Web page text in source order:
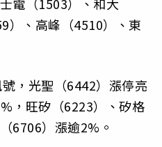
）、高峰（4510）、東
，光聖（6442）漲停亮
，旺矽（6223）、矽格
6706）漲逾2%。